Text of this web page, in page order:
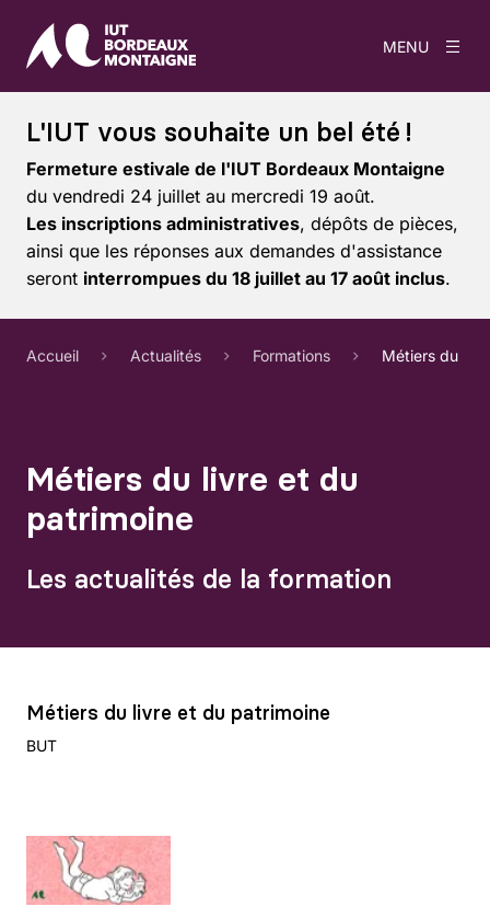
MENU
L'IUT vous souhaite un bel été !
Fermeture estivale de l'IUT Bordeaux Montaigne
du vendredi 24 juillet au mercredi 19 août.
Les inscriptions administratives, dépôts de pièces,
ainsi que les réponses aux demandes d'assistance
seront interrompues du 18 juillet au 17 août inclus.
Accueil Actualités Formations Métiers du
Métiers du livre et du
patrimoine
Les actualités de la formation
Métiers du livre et du patrimoine
BUT